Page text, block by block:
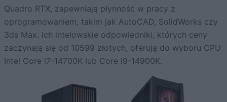
Quadro RTX, zapewniają płynność w pracy z
oprogramowaniem, takim jak AutoCAD, SolidWorks czy
3ds Max. Ich intelowskie odpowiedniki, których ceny
zaczynają się od 10599 złotych, oferują do wyboru CPU
Intel Core i7-14700K lub Core i9-14900K.